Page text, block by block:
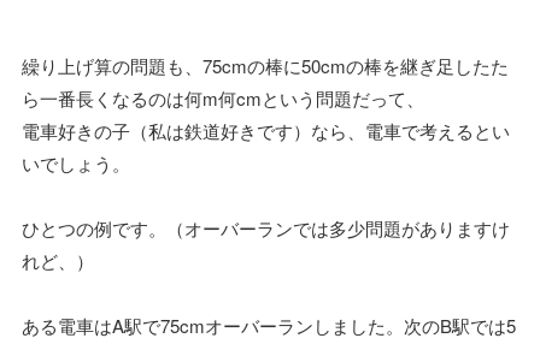
繰り上げ算の問題も、75cmの棒に50cmの棒を継ぎ足したた
ら一番長くなるのは何m何cmという問題だって、
電車好きの子（私は鉄道好きです）なら、電車で考えるとい
いでしょう。
ひとつの例です。（オーバーランでは多少問題がありますけ
れど、）
ある電車はA駅で75cmオーバーランしました。次のB駅では5